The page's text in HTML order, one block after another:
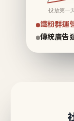
投放第一
鐵粉群運
傳統廣告